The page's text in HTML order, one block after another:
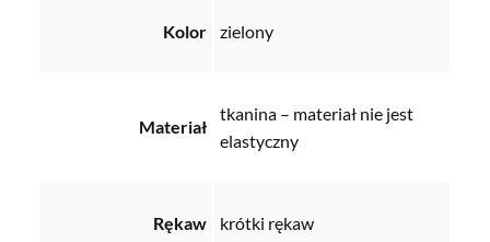
Kolor zielony
Materiał
tkanina – materiał nie jest
elastyczny
Rękaw krótki rękaw